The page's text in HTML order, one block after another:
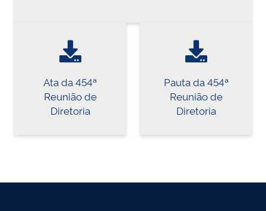
Pauta da 454ª
Reunião de
Diretoria
Ata da 454ª
Reunião de
Diretoria